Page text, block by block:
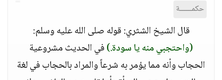
حكمــــــة
قال الشيخ الشثري: قوله صلى الله عليه وسلم:
(واحتجبي منه يا سودة.)في الحديث مشروعية
الحجاب وأنه مما يؤمر به شرعاً والمراد بالحجاب في لغة